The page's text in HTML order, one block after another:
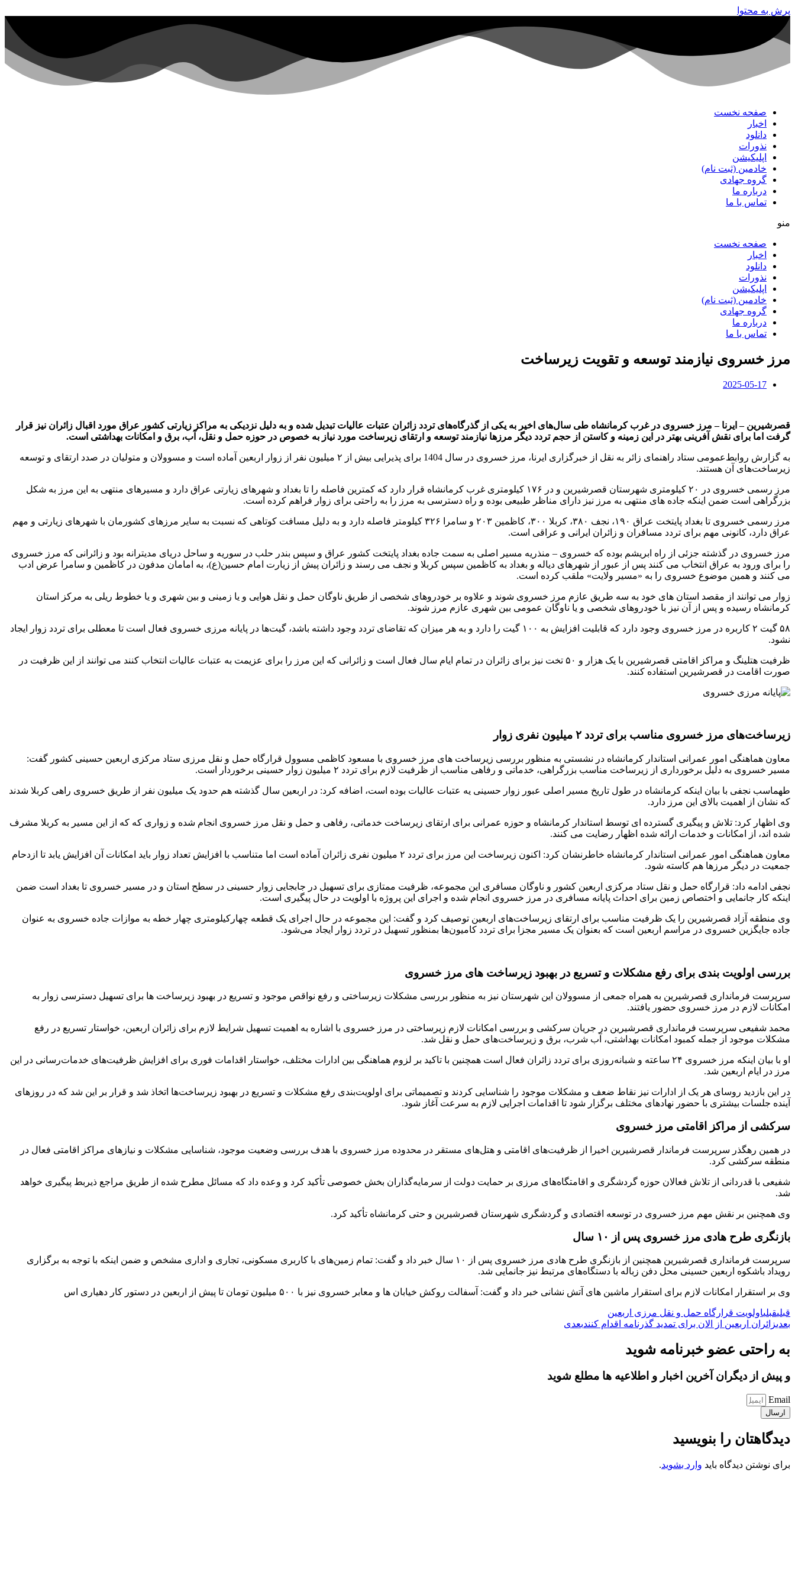
پرش به محتوا
صفحه نخست
اخبار
دانلود
نذورات
اپلیکیشن
خادمین (ثبت نام)
گروه جهادی
درباره ما
تماس با ما
منو
صفحه نخست
اخبار
دانلود
نذورات
اپلیکیشن
خادمین (ثبت نام)
گروه جهادی
درباره ما
تماس با ما
مرز خسروی نیازمند توسعه و تقویت زیرساخت‌
2025-05-17
قصرشیرین – ایرنا – مرز خسروی در غرب کرمانشاه طی سال‌های اخیر به یکی از گذرگاه‌های تردد زائران عتبات عالیات تبدیل شده و به دلیل نزدیکی به مراکز زیارتی کشور عراق مورد اقبال زائران نیز قرار
گرفت اما برای نقش آفرینی بهتر در این زمینه و کاستن از حجم تردد دیگر مرزها نیازمند توسعه و ارتقای زیرساخت‌ مورد نیاز به خصوص در حوزه حمل و نقل، آب، برق و امکانات بهداشتی است.
به گزارش روابط‌عمومی ستاد راهنمای زائر به نقل از خبرگزاری ایرنا، مرز خسروی در سال 1404 برای پذیرایی بیش از ۲ میلیون نفر از زوار اربعین آماده است و مسوولان و متولیان در صدد ارتقای و توسعه
زیرساخت‌های آن هستند.
مرز رسمی خسروی در ۲۰ کیلومتری شهرستان قصرشیرین و در ۱۷۶ کیلومتری غرب کرمانشاه قرار دارد که کمترین فاصله را تا بغداد و شهرهای زیارتی عراق دارد و مسیرهای منتهی به این مرز به شکل
بزرگراهی است ضمن اینکه جاده های منتهی به مرز نیز دارای مناظر طبیعی بوده و راه دسترسی به مرز را به راحتی برای زوار فراهم کرده است.
مرز رسمی خسروی تا بغداد پایتخت عراق ۱۹۰، نجف ۳۸۰، کربلا ۳۰۰، کاظمین ۲۰۳ و سامرا ۳۲۶ کیلومتر فاصله دارد و به دلیل مسافت کوتاهی که نسبت به سایر مرزهای کشورمان با شهرهای زیارتی و مهم
عراق دارد، کانونی مهم برای تردد مسافران و زائران ایرانی و عراقی است.
مرز خسروی در گذشته جزئی از راه ابریشم بوده که خسروی – منذریه مسیر اصلی به سمت جاده بغداد پایتخت کشور عراق و سپس بندر حلب در سوریه و ساحل دریای مدیترانه بود و زائرانی که مرز خسروی
را برای ورود به عراق انتخاب می کنند پس از عبور از شهرهای دیاله و بغداد به کاظمین سپس کربلا و نجف می رسند و زائران پیش از زیارت امام حسین(ع)، به امامان مدفون در کاظمین و سامرا عرض ادب
می کنند و همین موضوع خسروی را به «مسیر ولایت» ملقب کرده است.
زوار می توانند از مقصد استان های خود به سه طریق عازم مرز خسروی شوند و علاوه بر خودروهای شخصی از طریق ناوگان حمل و نقل هوایی و یا زمینی و بین شهری و یا خطوط ریلی به مرکز استان
کرمانشاه رسیده و پس از آن نیز با خودروهای شخصی و یا ناوگان عمومی بین شهری عازم مرز شوند.
۵۸ گیت ۲ کاربره در مرز خسروی وجود دارد که قابلیت افزایش به ۱۰۰ گیت را دارد و به هر میزان که تقاضای تردد وجود داشته باشد، گیت‌ها در پایانه مرزی خسروی فعال است تا معطلی برای تردد زوار ایجاد
نشود.
ظرفیت هتلینگ و مراکز اقامتی قصرشیرین با یک هزار و ۵۰ تخت نیز برای زائران در تمام ایام سال فعال است و زائرانی که این مرز را برای عزیمت به عتبات عالیات انتخاب کنند می توانند از این ظرفیت در
صورت اقامت در قصرشیرین استفاده کنند.
زیرساخت‌های مرز خسروی مناسب برای تردد ۲ میلیون نفری زوار
معاون هماهنگی امور عمرانی استاندار کرمانشاه در نشستی به منظور بررسی زیرساخت های مرز خسروی با مسعود کاظمی مسوول قرارگاه حمل و نقل مرزی ستاد مرکزی اربعین حسینی کشور گفت:
مسیر خسروی به دلیل برخورداری از زیرساخت مناسب بزرگراهی، خدماتی و رفاهی مناسب از ظرفیت‌ لازم برای تردد ۲ میلیون زوار حسینی برخوردار است.
طهماسب نجفی با بیان اینکه کرمانشاه در طول تاریخ مسیر اصلی عبور زوار حسینی یه عتبات عالیات بوده است، اضافه کرد: در اربعین سال گذشته هم حدود یک میلیون نفر از طریق خسروی راهی کربلا شدند
که نشان از اهمیت بالای این مرز دارد.
وی اظهار کرد: تلاش‌ و پیگیری گسترده ای توسط استاندار کرمانشاه و حوزه عمرانی برای ارتقای زیرساخت خدماتی، رفاهی و حمل و نقل مرز خسروی انجام شده و زواری که که از این مسیر به کربلا مشرف
شده اند، از امکانات و خدمات ارائه شده اظهار رضایت می کنند.
معاون هماهنگی امور عمرانی استاندار کرمانشاه خاطرنشان کرد: اکنون زیرساخت این مرز برای تردد ۲ میلیون نفری زائران آماده است اما متناسب با افزایش تعداد زوار باید امکانات آن افزایش یابد تا ازدحام
جمعیت در دیگر مرزها هم کاسته شود.
نجفی ادامه داد: قرارگاه حمل و نقل ستاد مرکزی اربعین کشور و ناوگان مسافری این مجموعه، ظرفیت ممتازی برای تسهیل در جابجایی زوار حسینی در سطح استان و در مسیر خسروی تا بغداد است ضمن
اینکه کار جانمایی و اختصاص زمین برای احداث پایانه مسافری در مرز خسروی انجام شده و اجرای این پروژه با اولویت در حال پیگیری است.
وی منطقه آزاد قصرشیرین را یک ظرفیت مناسب برای ارتقای زیرساخت‌های اربعین توصیف کرد و گفت: این مجموعه در حال اجرای یک قطعه چهارکیلومتری چهار خطه به موازات جاده خسروی به عنوان
جاده جایگزین خسروی در مراسم اربعین است که بعنوان یک مسیر مجزا برای تردد کامیون‌ها بمنظور تسهیل در تردد زوار ایجاد می‌شود.
بررسی اولویت بندی برای رفع مشکلات و تسریع در بهبود زیرساخت های مرز خسروی
سرپرست فرمانداری قصرشیرین به همراه جمعی از مسوولان این شهرستان نیز به منظور بررسی مشکلات زیرساختی و رفع نواقص موجود و تسریع در بهبود زیرساخت ها برای تسهیل دسترسی زوار به
امکانات لازم در مرز خسروی حضور یافتند.
محمد شفیعی سرپرست فرمانداری قصرشیرین در جریان سرکشی و بررسی امکانات لازم زیرساختی در مرز خسروی با اشاره به اهمیت تسهیل شرایط لازم برای زائران اربعین، خواستار تسریع در رفع
مشکلات موجود از جمله کمبود امکانات بهداشتی، آب شرب، برق و زیرساخت‌های حمل و نقل شد.
او با بیان اینکه مرز خسروی ۲۴ ساعته و شبانه‌روزی برای تردد زائران فعال است همچنین با تاکید بر لزوم هماهنگی بین ادارات مختلف، خواستار اقدامات فوری برای افزایش ظرفیت‌های خدمات‌رسانی در این
مرز در ایام اربعین شد.
در این بازدید روسای هر یک از ادارات نیز نقاط ضعف و مشکلات موجود را شناسایی کردند و تصمیماتی برای اولویت‌بندی رفع مشکلات و تسریع در بهبود زیرساخت‌ها اتخاذ شد و قرار بر این شد که در روزهای
آینده جلسات بیشتری با حضور نهادهای مختلف برگزار شود تا اقدامات اجرایی لازم به سرعت آغاز شود.
سرکشی از مراکز اقامتی مرز خسروی
در همین رهگذر سرپرست فرماندار قصرشیرین اخیرا از ظرفیت‌های اقامتی و هتل‌های مستقر در محدوده مرز خسروی با هدف بررسی وضعیت موجود، شناسایی مشکلات و نیازهای مراکز اقامتی فعال در
منطقه سرکشی کرد.
شفیعی با قدردانی از تلاش‌ فعالان حوزه گردشگری و اقامتگاه‌های مرزی بر حمایت دولت از سرمایه‌گذاران بخش خصوصی تأکید کرد و وعده داد که مسائل مطرح‌ شده از طریق مراجع ذیربط پیگیری خواهد
شد.
وی همچنین بر نقش مهم مرز خسروی در توسعه اقتصادی و گردشگری شهرستان قصرشیرین و حتی کرمانشاه تأکید کرد.
بازنگری طرح هادی مرز خسروی پس از ۱۰ سال
سرپرست فرمانداری قصرشیرین همچنین از بازنگری طرح هادی مرز خسروی پس از ۱۰ سال خبر داد و گفت: تمام زمین‌های با کاربری مسکونی، تجاری و اداری مشخص و ضمن اینکه با توجه به برگزاری
رویداد باشکوه اربعین حسینی محل دفن زباله با دستگاه‌های مرتبط نیز جانمایی شد.
وی بر استقرار امکانات لازم برای استقرار ماشین های آتش نشانی خبر داد و گفت: آسفالت روکش خیابان ها و معابر خسروی نیز با ۵۰۰ میلیون تومان تا پیش از اربعین در دستور کار دهیاری اس
قبلیقبلیاولویت قرارگاه حمل و نقل مرزی اربعین
بعدیزائران اربعین از الان برای تمدید گذرنامه اقدام کنندبعدی
به راحتی عضو خبرنامه شوید
و پیش از دیگران آخرین اخبار و اطلاعیه ها مطلع شوید
Email
ارسال
دیدگاهتان را بنویسید
برای نوشتن دیدگاه باید وارد بشوید.